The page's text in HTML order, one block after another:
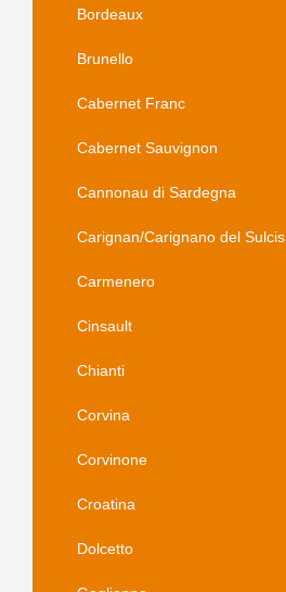
Bordeaux
Brunello
Cabernet Franc
Cabernet Sauvignon
Cannonau di Sardegna
Carignan/Carignano del Sulcis
Carmenero
Cinsault
Chianti
Corvina
Corvinone
Croatina
Dolcetto